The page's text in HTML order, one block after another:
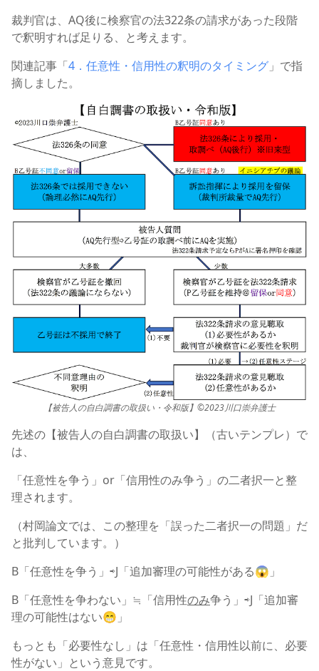
裁判官は、AQ後に検察官の法322条の請求があった段階
で釈明すれば足りる、と考えます。
関連記事「4．任意性・信用性の釈明のタイミング 」で指
摘しました。
【被告人の自白調書の取扱い・令和版】©2023川口崇弁護士
先述の【被告人の自白調書の取扱い】（古いテンプレ）で
は、
「任意性を争う」or「信用性のみ争う」の二者択一と整
理されます。
（村岡論文では、この整理を「誤った二者択一の問題」だ
と批判しています。）
B「任意性を争う」⇨J「追加審理の可能性がある😱」
B「任意性を争わない」≒「信用性のみ争う」⇨J「追加審
理の可能性はない😁」
もっとも「必要性なし」は「任意性・信用性以前に、必要
性がない」という意見です。